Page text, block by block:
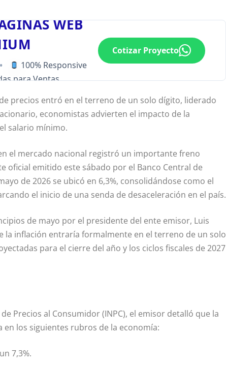
WEB
•
100% Responsive
para Ventas
Cotizar Proyecto
precios entró en el terreno de un solo dígito, liderado
economistas advierten el impacto de la
salario mínimo.
el mercado nacional registró un importante freno
oficial emitido este sábado por el Banco Central de
de 2026 se ubicó en 6,3%, consolidándose como el
el inicio de una senda de desaceleración en el país.
de mayo por el presidente del ente emisor, Luis
inflación entraría formalmente en el terreno de un solo
para el cierre del año y los ciclos fiscales de 2027
Precios al Consumidor (INPC), el emisor detalló que la
los siguientes rubros de la economía:
7,3%.